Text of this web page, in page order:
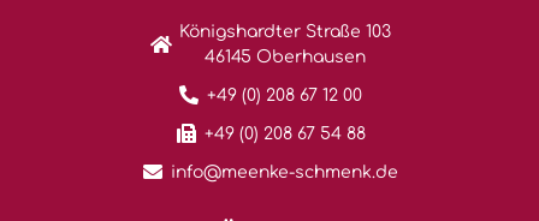
Königshardter Straße 103
46145 Oberhausen
+49 (0) 208 67 12 00
+49 (0) 208 67 54 88
info@meenke-schmenk.de